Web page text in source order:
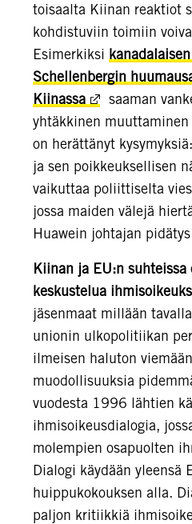
toisaalta Kiinan reaktiot
kohdistuviin toimiin
Esimerkiksi
Schellenbergin
Kiinassa
saaman
yhtäkkinen
on herättänyt
ja sen poikkeuksellisen
vaikuttaa poliittiselta
jossa maiden välejä
Huawein johtajan
Kiinan ja EU:n suhteissa
keskustelua
jäsenmaat millään
unionin ulkopolitiikan
ilmeisen haluton
muodollisuuksia
vuodesta 1996 lähtien
ihmisoikeusdialogia,
molempien osapuolten
Dialogi käydään yleensä
huippukokouksen alla.
paljon kritiikkiä